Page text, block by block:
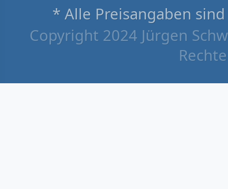
* Alle Preisangaben
Copyright 2024 Jürgen